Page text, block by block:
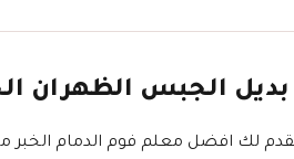
بديل الجبس الظهران
لك افضل معلم فوم الدمام الخبر